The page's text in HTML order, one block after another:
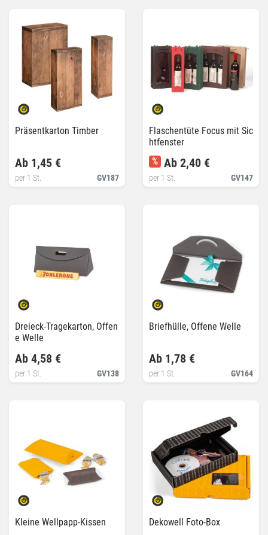
Präsentkarton Timber
GV187
Ab 1,45 €
per 1 St.
Flaschentüte Focus mit Sic
htfenster
GV147
% Ab 2,40 €
per 1 St.
Dreieck-Tragekarton, Offen
e Welle
GV138
Ab 4,58 €
per 1 St.
Briefhülle, Offene Welle
GV164
Ab 1,78 €
per 1 St.
Kleine Wellpapp-Kissen Dekowell Foto-Box